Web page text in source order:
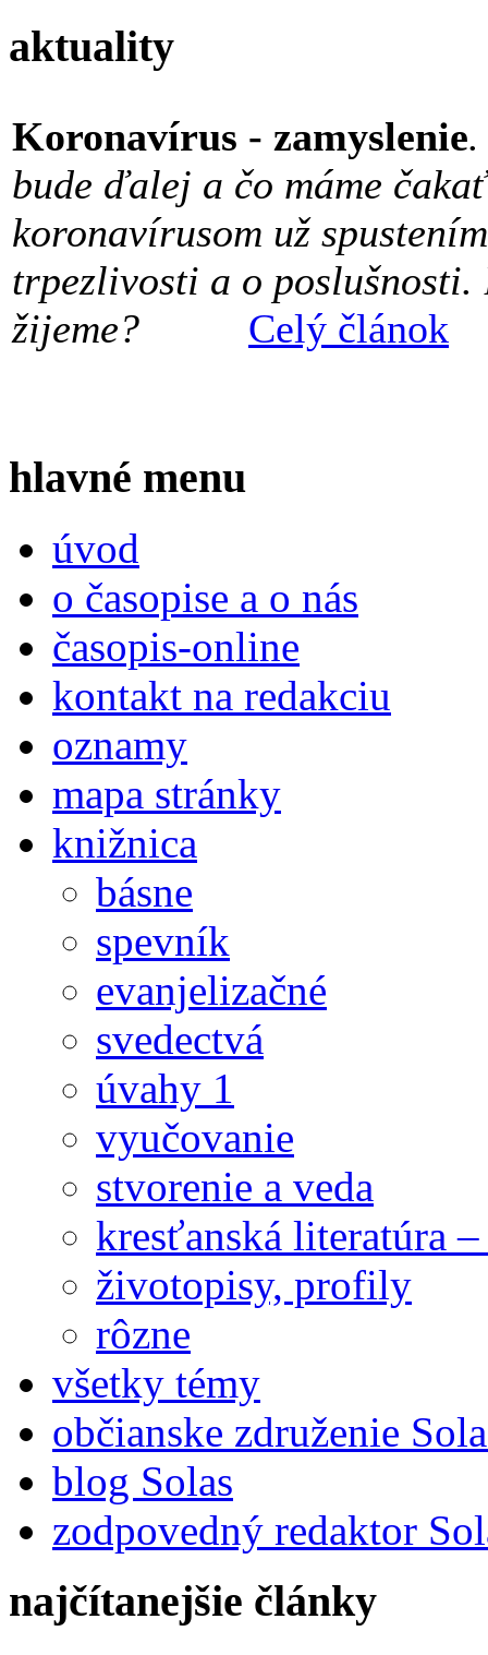
aktuality
Koronavírus - zamyslenie
bude ďalej a čo máme
koronavírusom už
trpezlivosti a o
žijeme?
Celý článok
hlavné menu
úvod
o časopise a o nás
časopis-online
kontakt na redakciu
oznamy
mapa stránky
knižnica
básne
spevník
evanjelizačné
svedectvá
úvahy 1
vyučovanie
stvorenie a veda
kresťanská literatúra
životopisy, profily
rôzne
všetky témy
občianske združenie
blog Solas
zodpovedný redaktor
najčítanejšie články